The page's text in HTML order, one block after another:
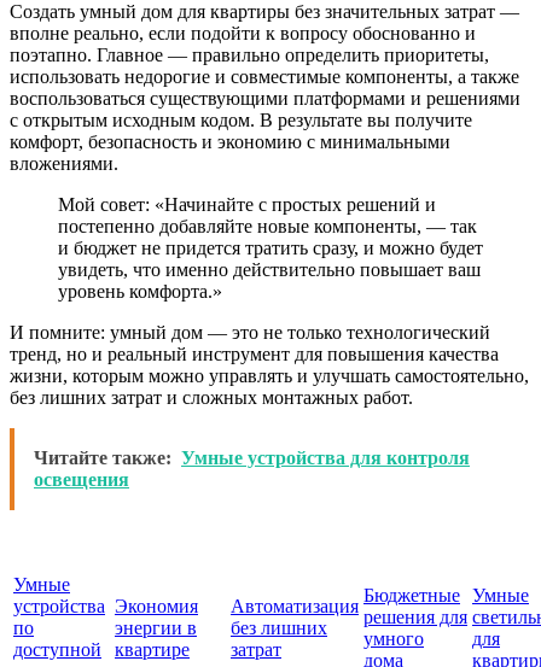
Создать умный дом для квартиры без значительных затрат —
вполне реально, если подойти к вопросу обоснованно и
поэтапно. Главное — правильно определить приоритеты,
использовать недорогие и совместимые компоненты, а также
воспользоваться существующими платформами и решениями
с открытым исходным кодом. В результате вы получите
комфорт, безопасность и экономию с минимальными
вложениями.
Мой совет: «Начинайте с простых решений и
постепенно добавляйте новые компоненты, — так
и бюджет не придется тратить сразу, и можно будет
увидеть, что именно действительно повышает ваш
уровень комфорта.»
И помните: умный дом — это не только технологический
тренд, но и реальный инструмент для повышения качества
жизни, которым можно управлять и улучшать самостоятельно,
без лишних затрат и сложных монтажных работ.
Читайте также: Умные устройства для контроля
освещения
Умные
устройства
по
доступной
Экономия
энергии в
квартире
Автоматизация
без лишних
затрат
Бюджетные
решения для
умного
дома
Умные
для